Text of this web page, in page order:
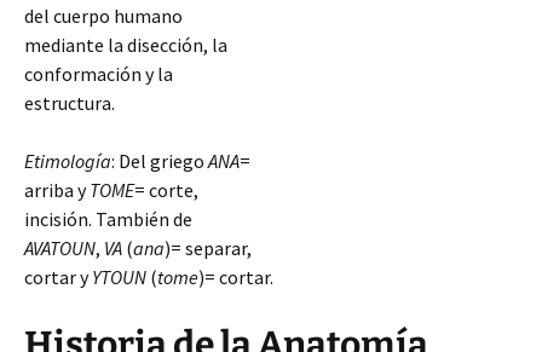
del cuerpo humano
mediante la disección, la
conformación y la
estructura.
Etimología: Del griegoANA=
arriba yTOME= corte,
incisión. También de
AVATOUN, VA (ana)= separar,
cortar yYTOUN (tome)= cortar.